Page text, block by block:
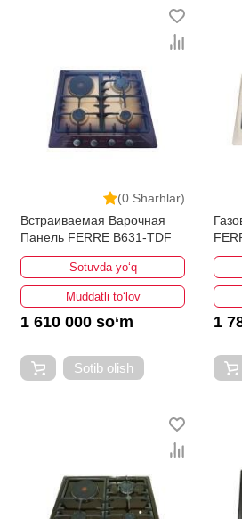
(0 Sharhlar)
Встраиваемая Варочная
Панель FERRE B631-TDF
Sotuvda yo‘q
Muddatli to‘lov
1 610 000 so‘m
Sotib olish
1